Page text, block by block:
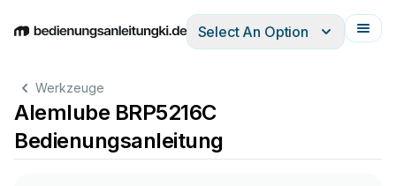
EnglishDeutschEspañolItalianoFrançais
Select An Option
Werkzeuge
Alemlube BRP5216C
Bedienungsanleitung